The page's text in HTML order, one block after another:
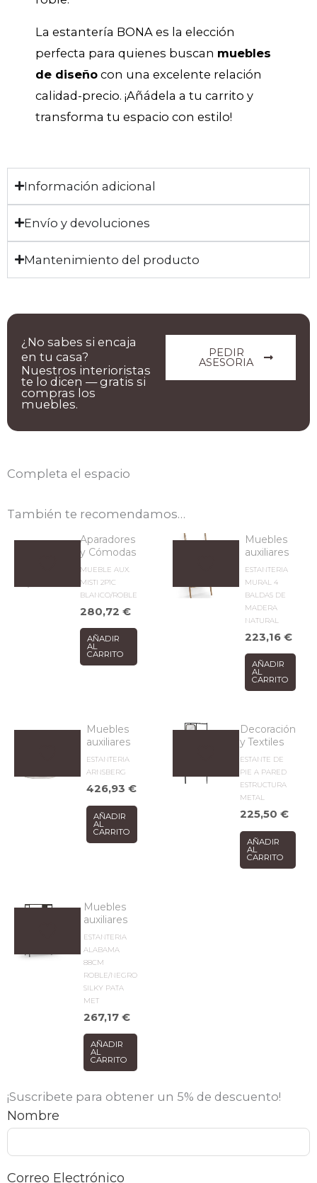
La estantería BONA es la elección
perfecta para quienes buscan muebles
de diseño con una excelente relación
calidad-precio. ¡Añádela a tu carrito y
transforma tu espacio con estilo!
Información adicional
Envío y devoluciones
Mantenimiento del producto
PEDIR
ASESORIA
¿No sabes si encaja
en tu casa?
Nuestros interioristas
te lo dicen — gratis si
compras los
muebles.
Completa el espacio
También te recomendamos…
Aparadores
y Cómodas
MUEBLE AUX.
MISTI 2P1C
BLANCO/ROBLE
280,72€
AÑADIR
AL
CARRITO
Muebles
auxiliares
ESTANTERIA
MURAL 4
BALDAS DE
MADERA
NATURAL
223,16€
AÑADIR
AL
CARRITO
Muebles
auxiliares
ESTANTERIA
ARNSBERG
426,93€
AÑADIR
AL
CARRITO
Decoración
y Textiles
ESTANTE DE
PIE A PARED
ESTRUCTURA
METAL
225,50€
AÑADIR
AL
CARRITO
Muebles
auxiliares
ESTANTERIA
ALABAMA
88CM
ROBLE/NEGRO
SILKY PATA
MET
267,17€
AÑADIR
AL
CARRITO
¡Suscribete para obtener un 5% de descuento!
Nombre
Correo Electrónico